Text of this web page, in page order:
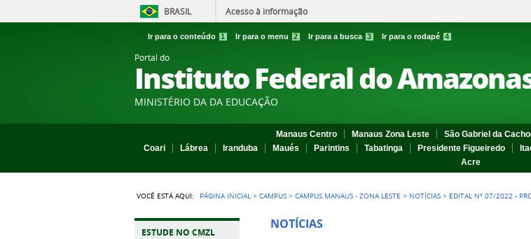
BRASIL Acesso à informação
Ir para o conteúdo 1 Ir para o menu 2 Ir para a busca 3 Ir para o rodapé 4
Portal do
Instituto Federal do
MINISTÉRIO DA DA EDUCAÇÃO
Manaus Centro Manaus Zona Leste São Gabriel da
Coari
Lábrea Iranduba Maués Parintins Tabatinga Presidente Figueiredo
Acre
VOCÊ ESTÁ AQUI: PÁGINA INICIAL >CAMPUS >CAMPUS MANAUS - ZONA LESTE > NOTÍCIAS > EDITAL Nº 07/2022 -
ESTUDE NO CMZL
NOTÍCIAS